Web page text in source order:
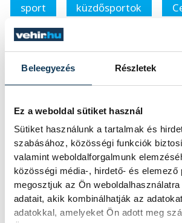
Beleegyezés Részletek
Ez a weboldal sütiket használ
Sütiket használunk a tartalmak és
szabásához, közösségi funkciók
valamint weboldalforgalmunk
közösségi média-, hirdető- és elemező
megosztjuk az Ön
adatait, akik kombinálhatják az
adatokkal, amelyeket Ön adott meg
sport küzdősportok
szumó
vehir.hu